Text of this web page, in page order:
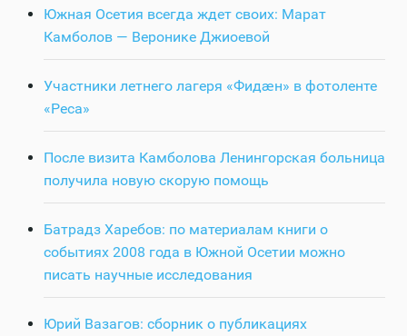
Южная Осетия всегда ждет своих: Марат
Камболов — Веронике Джиоевой
Участники летнего лагеря «Фидӕн» в фотоленте
«Реса»
После визита Камболова Ленингорская больница
получила новую скорую помощь
Батрадз Харебов: по материалам книги о
событиях 2008 года в Южной Осетии можно
писать научные исследования
Юрий Вазагов: сборник о публикациях